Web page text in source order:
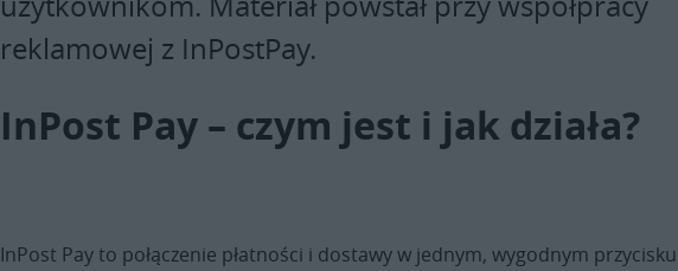
reklamowej z InPostPay.
InPost Pay – czym jest i jak działa?
InPost Pay to połączenie płatności i dostawy w jednym, wygodnym